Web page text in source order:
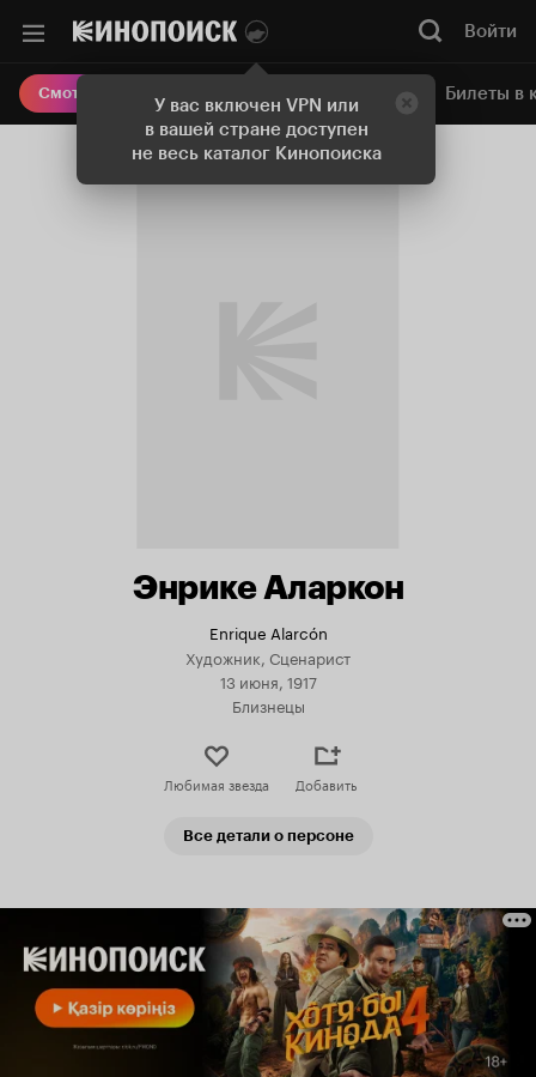
У вас включен VPN или
в вашей стране доступен
не весь каталог Кинопоиска
Войти
Смотреть кино Онлайн-кинотеатр Билеты в
Энрике Аларкон
Enrique Alarcón
Художник, Сценарист
13 июня, 1917
Близнецы
Любимая звезда Добавить
Все детали о персоне